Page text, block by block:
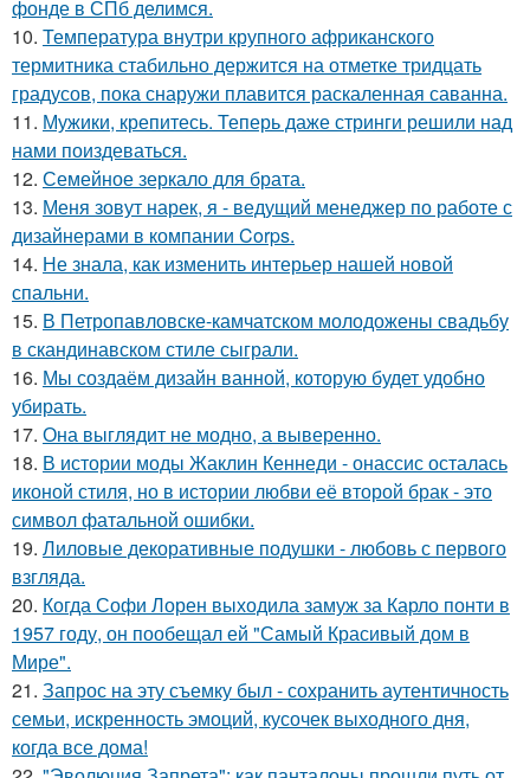
фонде в СПб делимся.
10. Температура внутри крупного африканского
термитника стабильно держится на отметке тридцать
градусов, пока снаружи плавится раскаленная саванна.
11. Мужики, крепитесь. Теперь даже стринги решили над
нами поиздеваться.
12. Семейное зеркало для брата.
13. Меня зовут нарек, я - ведущий менеджер по работе с
дизайнерами в компании Corps.
14. Не знала, как изменить интерьер нашей новой
спальни.
15. В Петропавловске-камчатском молодожены свадьбу
в скандинавском стиле сыграли.
16. Мы создаём дизайн ванной, которую будет удобно
убирать.
17. Она выглядит не модно, а выверенно.
18. В истории моды Жаклин Кеннеди - онассис осталась
иконой стиля, но в истории любви её второй брак - это
символ фатальной ошибки.
19. Лиловые декоративные подушки - любовь с первого
взгляда.
20. Когда Софи Лорен выходила замуж за Карло понти в
1957 году, он пообещал ей "Самый Красивый дом в
Мире".
21. Запрос на эту съемку был - сохранить аутентичность
семьи, искренность эмоций, кусочек выходного дня,
когда все дома!